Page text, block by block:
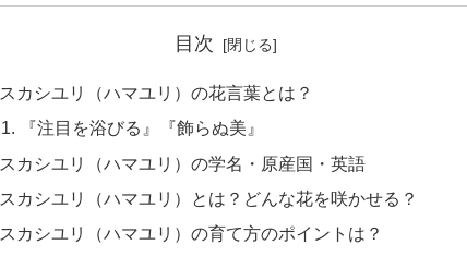
目次
スカシユリ（ハマユリ）の花言葉とは？
『注目を浴びる』『飾らぬ美』
スカシユリ（ハマユリ）の学名・原産国・英語
スカシユリ（ハマユリ）とは？どんな花を咲かせる？
スカシユリ（ハマユリ）の育て方のポイントは？